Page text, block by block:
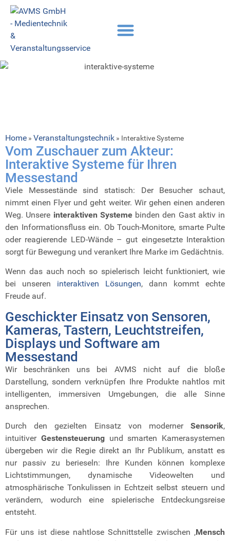
Home » Veranstaltungstechnik » Interaktive Systeme
Vom Zuschauer zum Akteur:
Interaktive Systeme für Ihren
Messestand
Viele Messestände sind statisch: Der Besucher schaut,
nimmt einen Flyer und geht weiter. Wir gehen einen anderen
Weg. Unsere interaktiven Systemebinden den Gast aktiv in
den Informationsfluss ein. Ob Touch-Monitore, smarte Pulte
oder reagierende LED-Wände – gut eingesetzte Interaktion
sorgt für Bewegung und verankert Ihre Marke im Gedächtnis.
Wenn das auch noch so spielerisch leicht funktioniert, wie
bei unseren interaktiven Lösungen, dann kommt echte
Freude auf.
Geschickter Einsatz von Sensoren,
Kameras, Tastern, Leuchtstreifen,
Displays und Software am
Messestand
Wir beschränken uns bei AVMS nicht auf die bloße
Darstellung, sondern verknüpfen Ihre Produkte nahtlos mit
intelligenten, immersiven Umgebungen, die alle Sinne
ansprechen.
Durch den gezielten Einsatz von modernerSensorik,
intuitiver Gestensteuerungund smarten Kamerasystemen
übergeben wir die Regie direkt an Ihr Publikum, anstatt es
nur passiv zu berieseln: Ihre Kunden können komplexe
Lichtstimmungen, dynamische Videowelten und
atmosphärische Tonkulissen in Echtzeit selbst steuern und
verändern, wodurch eine spielerische Entdeckungsreise
entsteht.
Für uns ist diese nahtlose Schnittstelle zwischen ‚Mensch